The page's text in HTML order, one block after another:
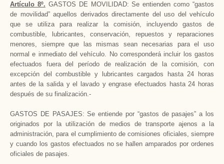
Artículo 8º. GASTOS DE MOVILIDAD: Se entienden como “gastos
de movilidad” aquellos derivados directamente del uso del vehículo
que se utiliza para realizar la comisión, incluyendo gastos de
combustible, lubricantes, conservación, repuestos y reparaciones
menores, siempre que las mismas sean necesarias para el uso
normal e inmediato del vehículo. No corresponderá incluir los gastos
efectuados fuera del período de realización de la comisión, con
excepción del combustible y lubricantes cargados hasta 24 horas
antes de la salida y el lavado y engrase efectuados hasta 24 horas
después de su finalización.-
GASTOS DE PASAJES: Se entiende por “gastos de pasajes” a los
originados por la utilización de medios de transporte ajenos a la
administración, para el cumplimiento de comisiones oficiales, siempre
y cuando los gastos efectuados no se hallen amparados por ordenes
oficiales de pasajes.